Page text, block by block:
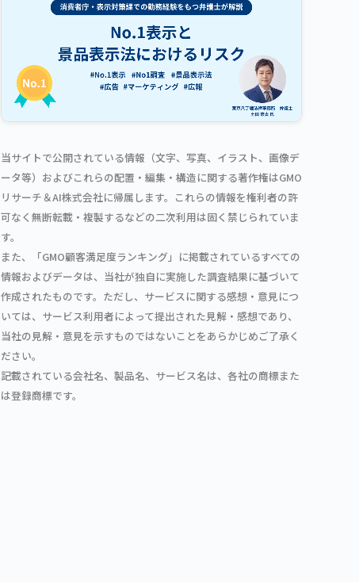
当サイトで公開されている情報（文字、写真、イラスト、画像デ
ータ等）およびこれらの配置・編集・構造に関する著作権はGMO
リサーチ＆AI株式会社に帰属します。これらの情報を権利者の許
可なく無断転載・複製するなどの二次利用は固く禁じられていま
す。
また、「GMO顧客満足度ランキング」に掲載されているすべての
情報およびデータは、当社が独自に実施した調査結果に基づいて
作成されたものです。ただし、サービスに関する感想・意見につ
いては、サービス利用者によって提出された見解・感想であり、
当社の見解・意見を示すものではないことをあらかじめご了承く
ださい。
記載されている会社名、製品名、サービス名は、各社の商標また
は登録商標です。